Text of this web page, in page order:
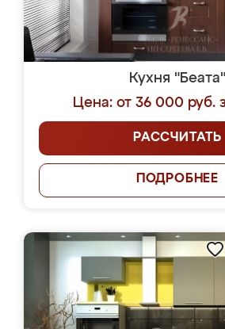
Кухня "Беата"
Цена: от 36 000 руб.
РАССЧИТАТЬ
ПОДРОБНЕЕ